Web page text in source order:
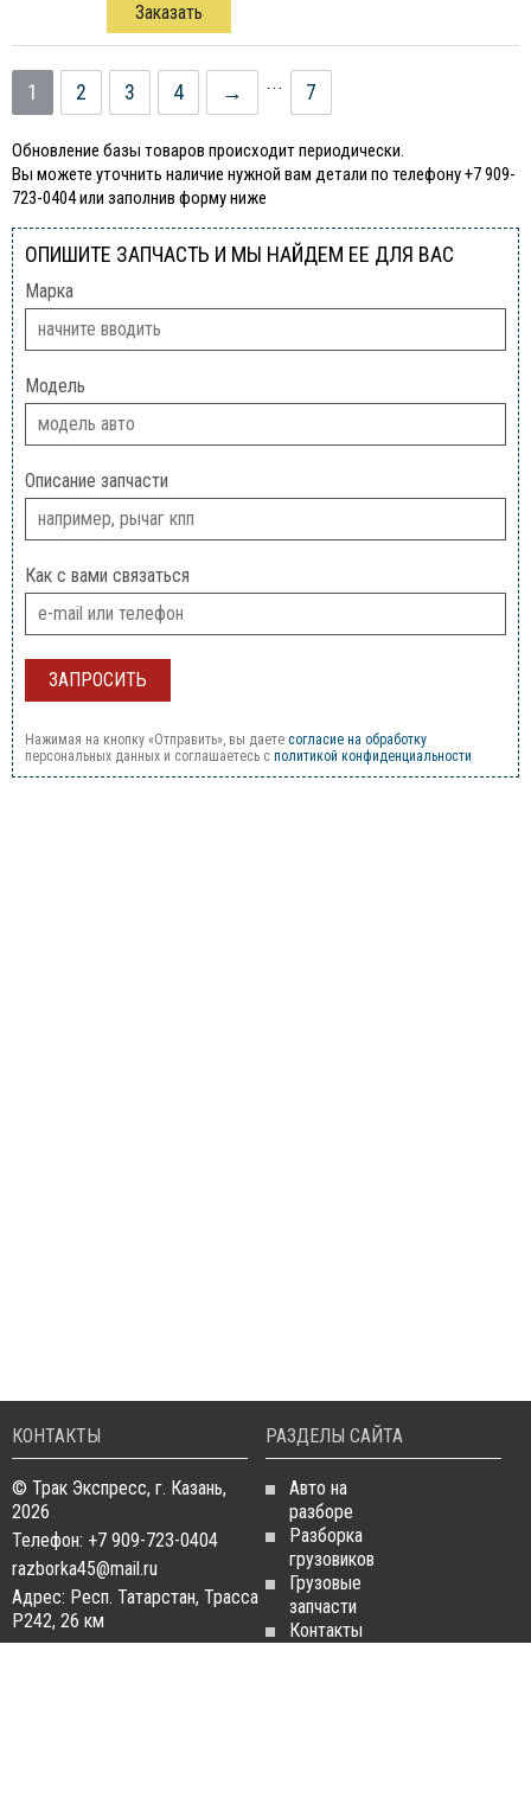
Заказать
1 2 3 4 → ... 7
Обновление базы товаров происходит периодически.
Вы можете уточнить наличие нужной вам детали по телефону +7 909-
723-0404 или заполнив форму ниже
ОПИШИТЕ ЗАПЧАСТЬ И МЫ НАЙДЕМ ЕЕ ДЛЯ ВАС
Марка
Модель
Описание запчасти
Как с вами связаться
Нажимая на кнопку «Отправить», вы даете согласие на обработку
персональных данных и соглашаетесь c политикой конфиденциальности
КОНТАКТЫ
© Трак Экспресс, г. Казань,
2026
Телефон: +7 909-723-0404
razborka45@mail.ru
Адрес: Респ. Татарстан, Трасса
Р242, 26 км
РАЗДЕЛЫ САЙТА
Авто на
разборе
Разборка
грузовиков
Грузовые
запчасти
Контакты